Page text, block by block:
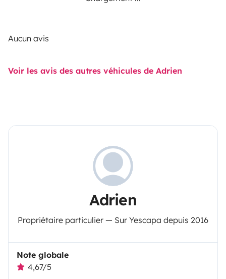
Aucun avis
Voir les avis des autres véhicules de Adrien
Adrien
Propriétaire particulier — Sur Yescapa depuis 2016
Note globale
4,67/5